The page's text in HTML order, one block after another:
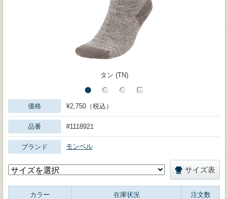
タン (TN)
価格 ¥2,750（税込）
品番 #1118921
ブランド モンベル
サイズ表
カラー 在庫状況 注文数